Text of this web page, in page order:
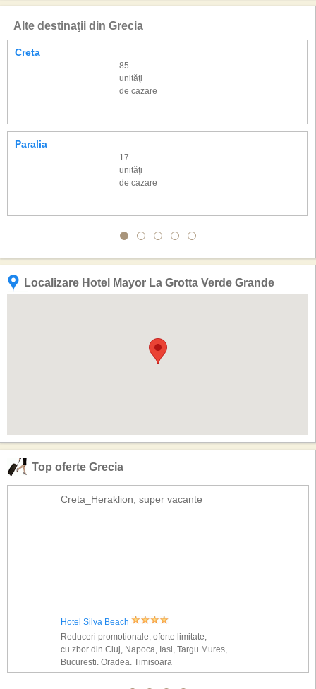
Alte destinaţii din Grecia
Creta
85
unităţi
de cazare
Paralia
17
unităţi
de cazare
Localizare Hotel Mayor La Grotta Verde Grande
Top oferte Grecia
Creta_Heraklion, super vacante
Hotel Silva Beach
Reduceri promotionale, oferte limitate,
cu zbor din Cluj, Napoca, Iasi, Targu Mures,
Bucuresti, Oradea, Timisoara